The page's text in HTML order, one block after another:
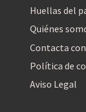
Huellas del
Quiénes
Contacta
Política de
Aviso Legal